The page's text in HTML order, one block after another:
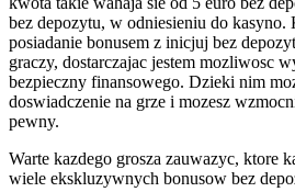
bez depozytu, w odniesieniu do kasyno.
posiadanie bonusem z inicjuj bez
graczy, dostarczajac jestem mozliwosc
bezpieczny finansowego. Dzieki nim
doswiadczenie na grze i mozesz
pewny.
Warte kazdego grosza zauwazyc, ktore
wiele ekskluzywnych bonusow bez